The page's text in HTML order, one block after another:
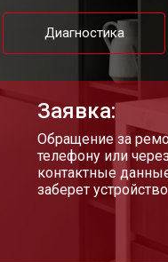
плиты Bosch
Диагностика
Заявка:
Обращение за
телефону или
контактные
заберет